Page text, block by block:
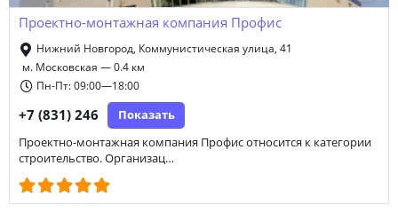
Проектно-монтажная компания Профис
Нижний Новгород, Коммунистическая улица, 41
м. Московская — 0.4 км
Пн-Пт: 09:00—18:00
+7 (831) 246 Показать
Проектно-монтажная компания Профис относится к категории
строительство. Организац…